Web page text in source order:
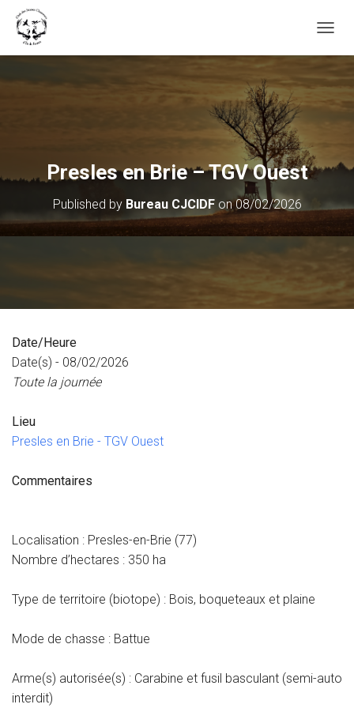
Presles en Brie – TGV Ouest
Published by Bureau CJCIDFon08/02/2026
Date/Heure
Date(s) - 08/02/2026
Toute la journée
Lieu
Presles en Brie - TGV Ouest
Commentaires
Localisation : Presles-en-Brie (77)
Nombre d’hectares : 350 ha
Type de territoire (biotope) : Bois, boqueteaux et plaine
Mode de chasse : Battue
Arme(s) autorisée(s) : Carabine et fusil basculant (semi-auto
interdit)